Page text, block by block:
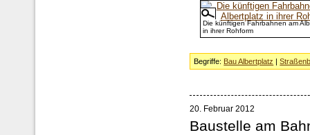
Die künftigen Fahrbahnen am
in ihrer Rohform
Begriffe: Bau Albertplatz |
20. Februar 2012
Baustelle am